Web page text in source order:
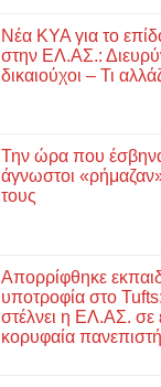
Νέα ΚΥΑ για το
στην ΕΛ.ΑΣ.:
δικαιούχοι – Τι
Την ώρα που
άγνωστοι
τους
Απορρίφθηκε
υποτροφία στο
στέλνει η ΕΛ.ΑΣ. σε
κορυφαία